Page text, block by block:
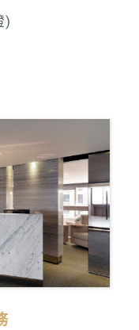
)